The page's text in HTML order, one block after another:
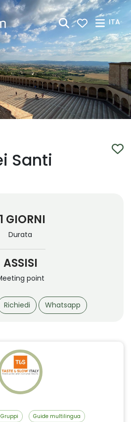
ITA
Santi
GIORNI
Durata
ASSISI
point
Richiedi Whatsapp
Guide multilingua